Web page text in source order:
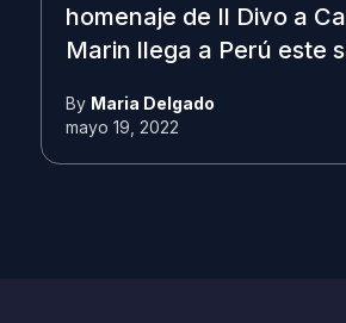
homenaje de Il Divo a
Marin llega a Perú este
By Maria Delgado
mayo 19, 2022